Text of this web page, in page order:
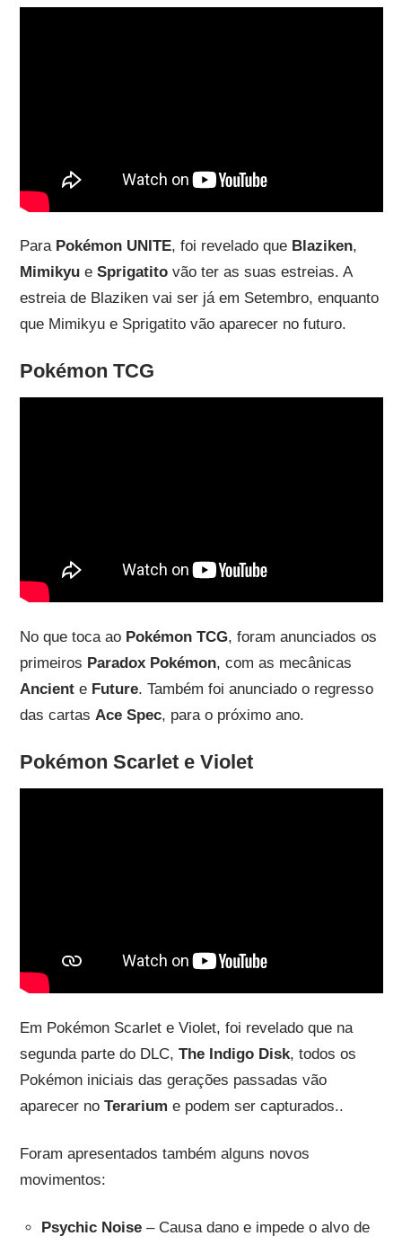
Para Pokémon UNITE, foi revelado que Blaziken,
Mimikyu e Sprigatitovão ter as suas estreias. A
estreia de Blaziken vai ser já em Setembro, enquanto
que Mimikyu e Sprigatito vão aparecer no futuro.
Pokémon TCG
No que toca ao Pokémon TCG, foram anunciados os
primeiros Paradox Pokémon, com as mecânicas
Ancient e Future. Também foi anunciado o regresso
das cartas Ace Spec, para o próximo ano.
Pokémon Scarlet e Violet
Em Pokémon Scarlet e Violet, foi revelado que na
segunda parte do DLC, The Indigo Disk, todos os
Pokémon iniciais das gerações passadas vão
aparecer no Terarium e podem ser capturados..
Foram apresentados também alguns novos
movimentos:
Psychic Noise– Causa dano e impede o alvo de